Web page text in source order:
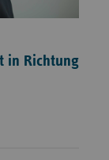
in Richtung